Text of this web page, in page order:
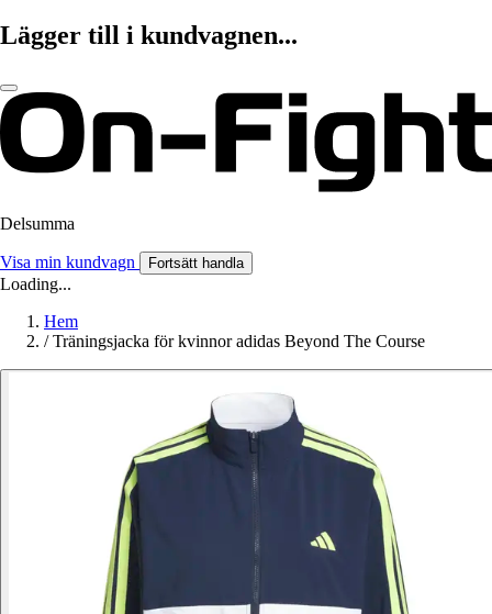
Lägger till i kundvagnen...
Delsumma
Visa min kundvagn Fortsätt handla
Loading...
Hem
/ Träningsjacka för kvinnor adidas Beyond The Course